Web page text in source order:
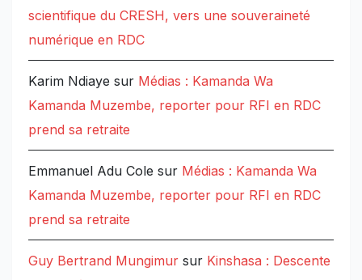
scientifique du CRESH, vers une souveraineté
numérique en RDC
Karim Ndiaye sur Médias : Kamanda Wa
Kamanda Muzembe, reporter pour RFI en RDC
prend sa retraite
Emmanuel Adu Cole sur Médias : Kamanda Wa
Kamanda Muzembe, reporter pour RFI en RDC
prend sa retraite
Guy Bertrand Mungimur sur Kinshasa : Descente